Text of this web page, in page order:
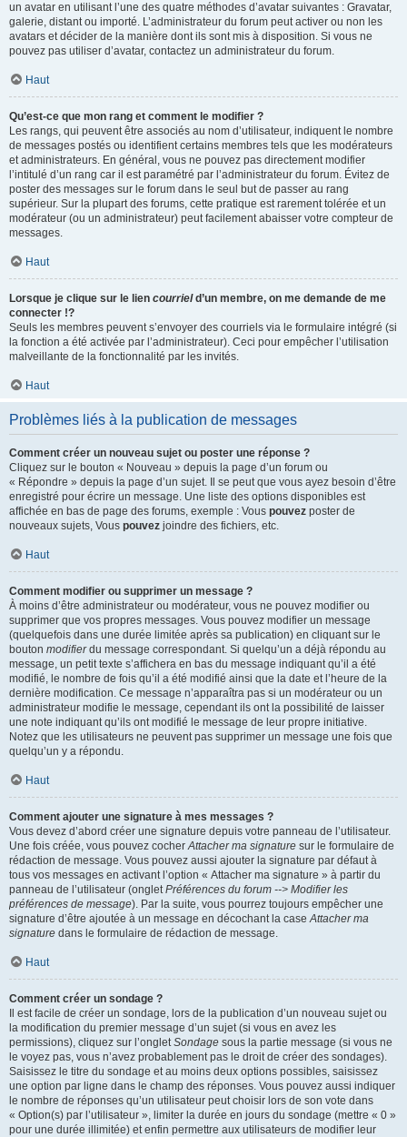
un avatar en utilisant l’une des quatre méthodes d’avatar suivantes : Gravatar,
galerie, distant ou importé. L’administrateur du forum peut activer ou non les
avatars et décider de la manière dont ils sont mis à disposition. Si vous ne
pouvez pas utiliser d’avatar, contactez un administrateur du forum.
Haut
Qu’est-ce que mon rang et comment le modifier ?
Les rangs, qui peuvent être associés au nom d’utilisateur, indiquent le nombre
de messages postés ou identifient certains membres tels que les modérateurs
et administrateurs. En général, vous ne pouvez pas directement modifier
l’intitulé d’un rang car il est paramétré par l’administrateur du forum. Évitez de
poster des messages sur le forum dans le seul but de passer au rang
supérieur. Sur la plupart des forums, cette pratique est rarement tolérée et un
modérateur (ou un administrateur) peut facilement abaisser votre compteur de
messages.
Haut
Lorsque je clique sur le lien courrield’un membre, on me demande de me
connecter !?
Seuls les membres peuvent s’envoyer des courriels via le formulaire intégré (si
la fonction a été activée par l’administrateur). Ceci pour empêcher l’utilisation
malveillante de la fonctionnalité par les invités.
Haut
Problèmes liés à la publication de messages
Comment créer un nouveau sujet ou poster une réponse ?
Cliquez sur le bouton « Nouveau » depuis la page d’un forum ou
« Répondre » depuis la page d’un sujet. Il se peut que vous ayez besoin d’être
enregistré pour écrire un message. Une liste des options disponibles est
affichée en bas de page des forums, exemple : Vous pouvez poster de
nouveaux sujets, Vous pouvez joindre des fichiers, etc.
Haut
Comment modifier ou supprimer un message ?
À moins d’être administrateur ou modérateur, vous ne pouvez modifier ou
supprimer que vos propres messages. Vous pouvez modifier un message
(quelquefois dans une durée limitée après sa publication) en cliquant sur le
bouton modifierdu message correspondant. Si quelqu’un a déjà répondu au
message, un petit texte s’affichera en bas du message indiquant qu’il a été
modifié, le nombre de fois qu’il a été modifié ainsi que la date et l’heure de la
dernière modification. Ce message n’apparaîtra pas si un modérateur ou un
administrateur modifie le message, cependant ils ont la possibilité de laisser
une note indiquant qu’ils ont modifié le message de leur propre initiative.
Notez que les utilisateurs ne peuvent pas supprimer un message une fois que
quelqu’un y a répondu.
Haut
Comment ajouter une signature à mes messages ?
Vous devez d’abord créer une signature depuis votre panneau de l’utilisateur.
Une fois créée, vous pouvez cocherAttacher ma signature sur le formulaire de
rédaction de message. Vous pouvez aussi ajouter la signature par défaut à
tous vos messages en activant l’option « Attacher ma signature » à partir du
panneau de l’utilisateur (ongletPréférences du forum --> Modifier les
préférences de message). Par la suite, vous pourrez toujours empêcher une
signature d’être ajoutée à un message en décochant la caseAttacher ma
signature dans le formulaire de rédaction de message.
Haut
Comment créer un sondage ?
Il est facile de créer un sondage, lors de la publication d’un nouveau sujet ou
la modification du premier message d’un sujet (si vous en avez les
permissions), cliquez sur l’ongletSondage sous la partie message (si vous ne
le voyez pas, vous n’avez probablement pas le droit de créer des sondages).
Saisissez le titre du sondage et au moins deux options possibles, saisissez
une option par ligne dans le champ des réponses. Vous pouvez aussi indiquer
le nombre de réponses qu’un utilisateur peut choisir lors de son vote dans
« Option(s) par l’utilisateur », limiter la durée en jours du sondage (mettre « 0 »
pour une durée illimitée) et enfin permettre aux utilisateurs de modifier leur